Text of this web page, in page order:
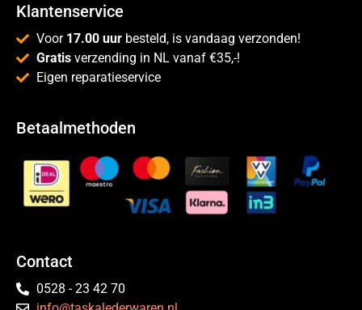
Klantenservice
Voor 17.00 uur besteld, is vandaag verzonden!
Gratis verzending in NL vanaf €35,-!
Eigen reparatieservice
Betaalmethoden
Contact
0528 - 23 42 70